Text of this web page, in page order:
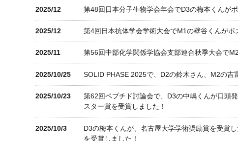
2025/12 第48回日本分子生物学会年会でD3の梅本くんが
2025/12 第4回日本抗体学会学術大会でM1の壁谷くんがポ
2025/11 第56回中部化学関係学協会支部連合秋季大会で
2025/10/25 SOLID PHASE 2025で、D2の鈴木さん、M2の吉
2025/10/23
第62回ペプチド討論会で、D3の中嶋くんが口頭
スター賞を受賞しました！
2025/10/3
D3の梅本くんが、名古屋大学学術奨励賞を受賞
を受賞しました！